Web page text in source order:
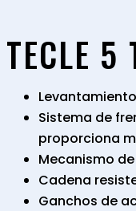
TECLE 5
Sistema de
proporciona
Mecanismo
Cadena
Ganchos de